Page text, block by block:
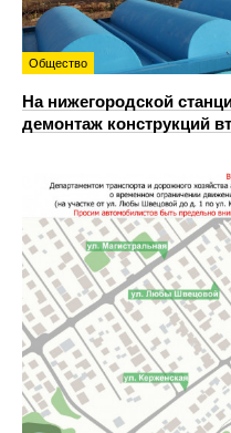
Общество
На нижегородской
демонтаж конструкций